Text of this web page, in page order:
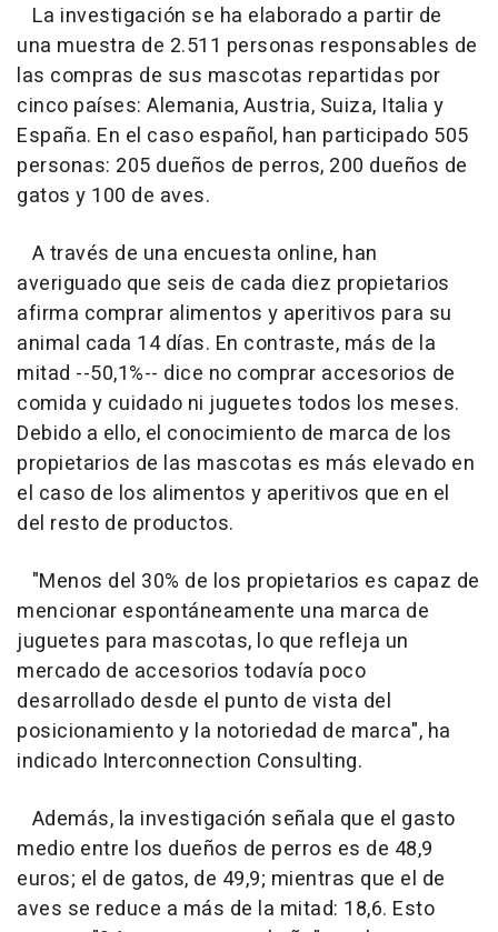
La investigación se ha elaborado a partir de
una muestra de 2.511 personas responsables de
las compras de sus mascotas repartidas por
cinco países: Alemania, Austria, Suiza, Italia y
España. En el caso español, han participado 505
personas: 205 dueños de perros, 200 dueños de
gatos y 100 de aves.
A través de una encuesta online, han
averiguado que seis de cada diez propietarios
afirma comprar alimentos y aperitivos para su
animal cada 14 días. En contraste, más de la
mitad --50,1%-- dice no comprar accesorios de
comida y cuidado ni juguetes todos los meses.
Debido a ello, el conocimiento de marca de los
propietarios de las mascotas es más elevado en
el caso de los alimentos y aperitivos que en el
del resto de productos.
"Menos del 30% de los propietarios es capaz de
mencionar espontáneamente una marca de
juguetes para mascotas, lo que refleja un
mercado de accesorios todavía poco
desarrollado desde el punto de vista del
posicionamiento y la notoriedad de marca", ha
indicado Interconnection Consulting.
Además, la investigación señala que el gasto
medio entre los dueños de perros es de 48,9
euros; el de gatos, de 49,9; mientras que el de
aves se reduce a más de la mitad: 18,6. Esto